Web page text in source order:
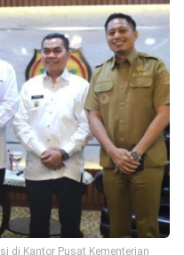
di Kantor Pusat Kementerian